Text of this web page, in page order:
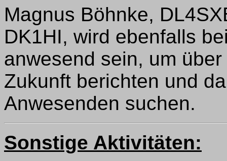
Magnus Böhnke,
DK1HI, wird ebenfalls
anwesend sein, um
Zukunft berichten und
Anwesenden suchen.
Sonstige Aktivitäten: